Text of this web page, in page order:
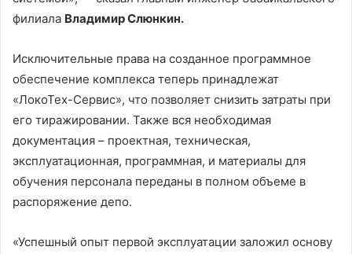
филиала Владимир Слюнкин.
Исключительные права на созданное программное
обеспечение комплекса теперь принадлежат
«ЛокоТех-Сервис», что позволяет снизить затраты при
его тиражировании. Также вся необходимая
документация – проектная, техническая,
эксплуатационная, программная, и материалы для
обучения персонала переданы в полном объеме в
распоряжение депо.
«Успешный опыт первой эксплуатации заложил основу